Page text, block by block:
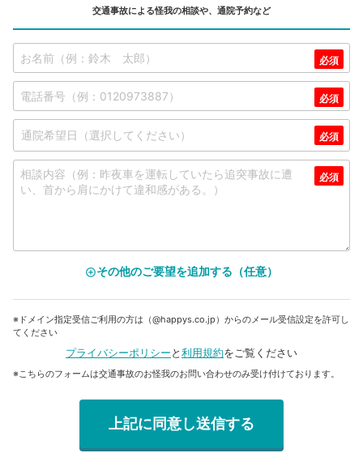
交通事故による怪我の相談や、通院予約など
add_circle_outlineその他のご要望を追加する（任意）
※ドメイン指定受信ご利用の方は（@happys.co.jp）からのメール受信設定を許可し
てください
プライバシーポリシーと利用規約をご覧ください
※こちらのフォームは交通事故のお怪我のお問い合わせのみ受け付けております。